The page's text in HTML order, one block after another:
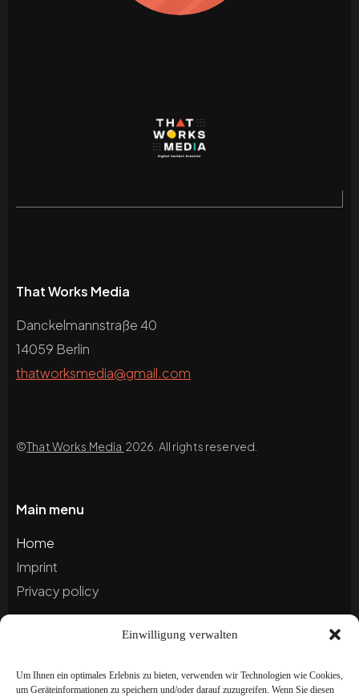
Einwilligung verwalten
Um Ihnen ein optimales Erlebnis zu bieten, verwenden wir Technologien wie Cookies,
um Geräteinformationen zu speichern und/oder darauf zuzugreifen. Wenn Sie diesen
That Works Media
Danckelmannstraße 40
14059 Berlin
thatworksmedia@gmail.com
©That Works Media 2026. All rights reserved.
Main menu
Home
Imprint
Privacy policy